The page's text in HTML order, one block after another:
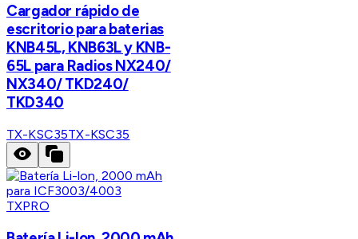
Cargador rápido de
escritorio para baterias
KNB45L, KNB63L y KNB-
65L para Radios NX240/
NX340/ TKD240/
TKD340
TX-KSC35TX-KSC35
TXPRO